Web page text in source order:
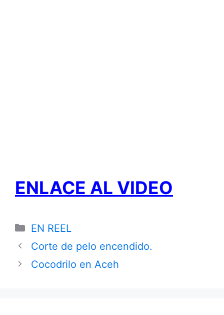
ENLACE AL VIDEO
Categories
EN REEL
Corte de pelo encendido.
Cocodrilo en Aceh